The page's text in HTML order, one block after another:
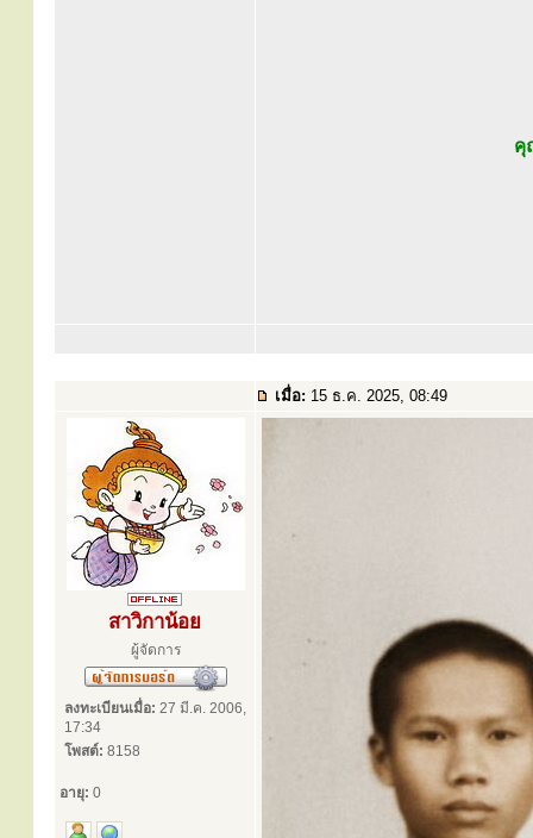
คุ
เมื่อ: 15 ธ.ค. 2025, 08:49
สาวิกาน้อย
ผู้จัดการ
ลงทะเบียนเมื่อ: 27 มี.ค. 2006,
17:34
โพสต์: 8158
อายุ: 0